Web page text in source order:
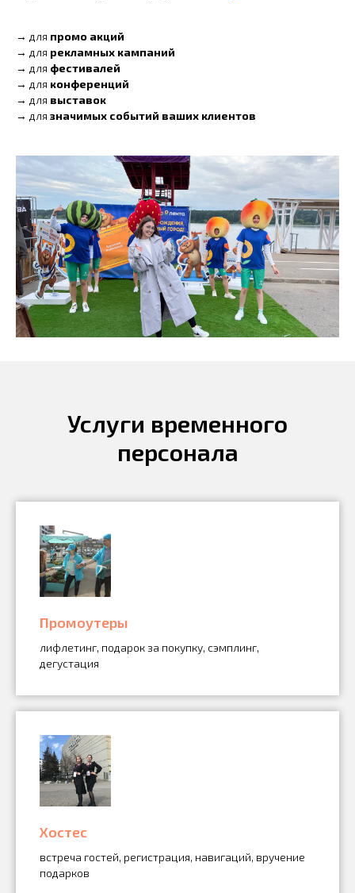
→ для промо акций
→ для рекламных кампаний
→ для фестивалей
→ для конференций
→ для выставок
→ для значимых событий ваших клиентов
Услуги временного
персонала
Промоутеры
лифлетинг, подарок за покупку, сэмплинг,
дегустация
Хостес
встреча гостей, регистрация, навигаций, вручение
подарков